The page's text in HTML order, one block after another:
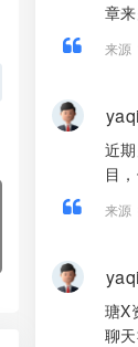
章
来源
近
目
来源
瑭X
聊